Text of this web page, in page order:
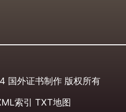
国外证书制作 版权所有
索引 TXT地图